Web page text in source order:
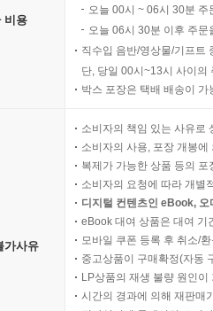
업을 통해 수많은 사람은 매우 중
여지가 없다.
하는 영농기술에 대한 효과와 비
아돌자, 이런 경고는 사람들의
별적으로 살포되고 있다. 그리고
독극물과 접촉하게 되었다. 숲과
사업은 부분적인 살포와 절제된
년 좁은 바다를 사이에 두고
매미나방 방제가 이루어졌다. 이
비용
오늘 00시 ~ 06시 30분
오늘 06시 30분 이후 주
직수입 음반/영상물/기프트
단, 당일 00시~13시 사이의
박스 포장은 택배 배송이
가사유
소비자의 책임 있는 사유로
소비자의 사용, 포장 개봉
복제가 가능한 상품 등의
소비자의 요청에 따라 개별
디지털 컨텐츠인 eBook,
eBook 대여 상품은 대여 기
모바일 쿠폰 등록 후 취소/
중고상품이 구매확정(자동
LP상품의 재생 불량 원인
시간의 경과에 의해 재판매